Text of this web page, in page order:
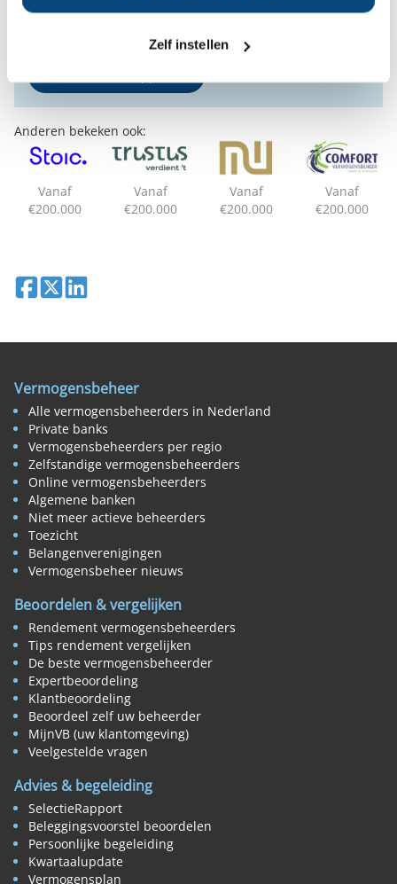
Zelf instellen
beste passen bij uw persoonlijke situatie, wensen en
Anderen bekeken ook:
Vanaf
€200.000
Vanaf
€200.000
Vanaf
€200.000
Vanaf
€200.000
Deel op Facebook
Deel op XDeel op LinkedIn
Vermogensbeheer
Alle vermogensbeheerders in Nederland
Private banks
Vermogensbeheerders per regio
Zelfstandige vermogensbeheerders
Online vermogensbeheerders
Algemene banken
Niet meer actieve beheerders
Toezicht
Belangenverenigingen
Vermogensbeheer nieuws
Beoordelen & vergelijken
Rendement vermogensbeheerders
Tips rendement vergelijken
De beste vermogensbeheerder
Expertbeoordeling
Klantbeoordeling
Beoordeel zelf uw beheerder
MijnVB (uw klantomgeving)
Veelgestelde vragen
Advies & begeleiding
SelectieRapport
Beleggingsvoorstel beoordelen
Persoonlijke begeleiding
Kwartaalupdate
Vermogensplan